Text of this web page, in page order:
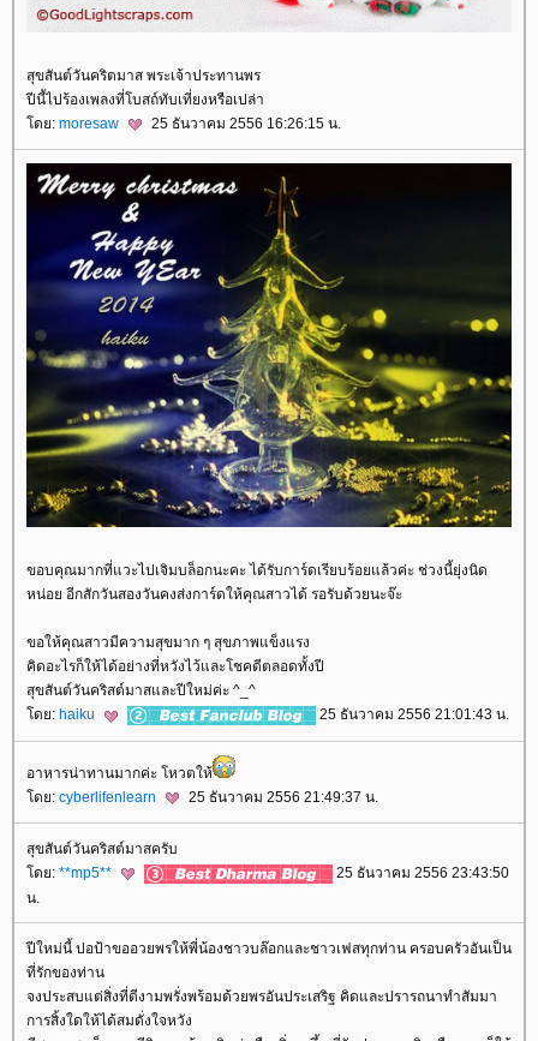
สุขสันต์วันคริตมาส พระเจ้าประทานพร
ปีนี้ไปร้องเพลงที่โบสถ์ทับเที่ยงหรือเปล่า
ดย: moresaw 25 ธันวาคม 2556 16:26:15 น.
ขอบคุณมากที่แวะไปเจิมบล็อกนะคะ ได้รับการ์ดเรียบร้อยแล้วค่ะ ช่วงนี้ยุ่งนิด
หน่อย อีกสักวันสองวันคงส่งการ์ดให้คุณสาวได้ รอรับด้วยนะจ๊ะ
ขอให้คุณสาวมีความสุขมาก ๆ สุขภาพแข็งแรง
คิดอะไรก็ให้ได้อย่างที่หวังไว้และโชคดีตลอดทั้งปี
สุขสันต์วันคริสต์มาสและปีใหม่ค่ะ ^_^
ดย: haiku 25 ธันวาคม 2556 21:01:43 น.
อาหารน่าทานมากค่ะ โหวตให้
ดย: cyberlifenlearn 25 ธันวาคม 2556 21:49:37 น.
สุขสันต์วันคริสต์มาสครับ
ดย: **mp5**
25 ธันวาคม 2556 23:43:50
น.
ปีใหม่นี้ ปอป้าขออวยพรให้พี่น้องชาวบล๊อกและชาวเฟสทุกท่าน ครอบครัวอันเป็น
ที่รักของท่าน
จงประสบแต่สิ่งที่ดีงามพรั่งพร้อมด้วยพรอันประเสริฐ คิดและปรารถนาทำสัมมา
การสิ้งใดให้ได้สมดั่งใจหวัง